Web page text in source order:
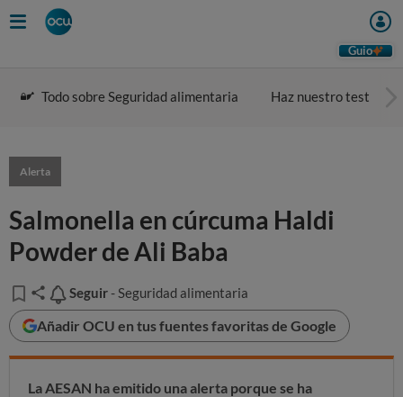
Guio
Todo sobre Seguridad alimentaria Haz nuestro test
Alerta
Salmonella en cúrcuma Haldi
Powder de Ali Baba
Seguir
Seguir - Seguridad alimentaria
Añadir OCU en tus fuentes favoritas de Google
La AESAN ha emitido una alerta porque se ha